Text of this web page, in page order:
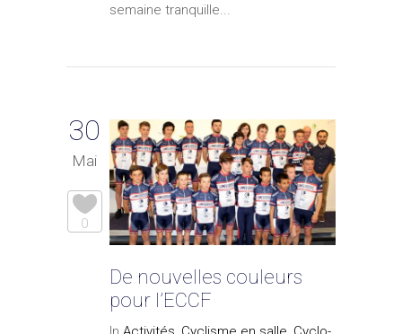
semaine tranquille...
30
Mai
0
De nouvelles couleurs
pour l’ECCF